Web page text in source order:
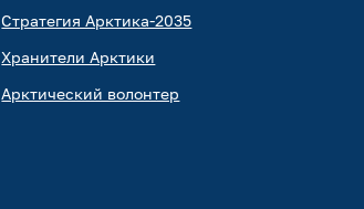
Стратегия Арктика-2035
Хранители Арктики
Арктический волонтер